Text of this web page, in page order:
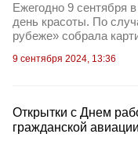
Ежегодно 9 сентября
день красоты. По
рубеже» собрала
9 сентября 2024, 13:36
Открытки с Днем
гражданской